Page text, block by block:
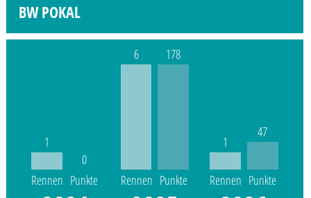
BW POKAL
1
Rennen
0
Punkte
6
Rennen
178
Punkte
1
Rennen
47
Punkte